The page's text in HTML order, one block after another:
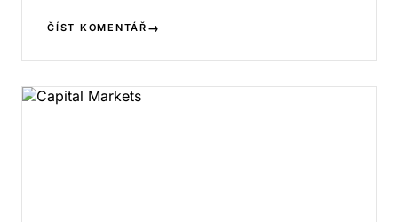
ČÍST KOMENTÁŘ →